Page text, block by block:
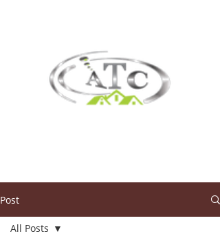
Post
All Posts